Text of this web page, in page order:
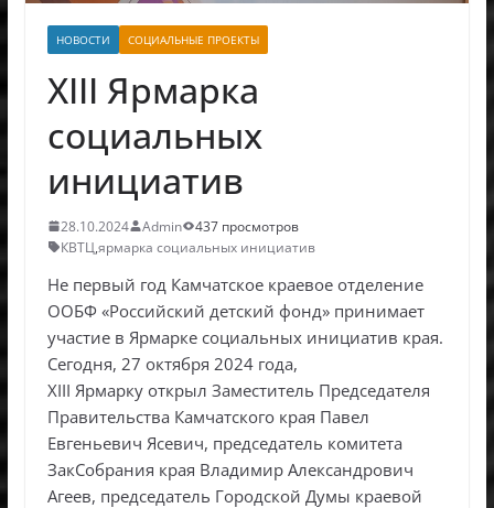
НОВОСТИ СОЦИАЛЬНЫЕ ПРОЕКТЫ
XIII Ярмарка
социальных
инициатив
28.10.2024 Admin
437 просмотров
КВТЦ,ярмарка социальных инициатив
Не первый год Камчатское краевое отделение
ООБФ «Российский детский фонд» принимает
участие в Ярмарке социальных инициатив края.
Сегодня, 27 октября 2024 года,
XIII Ярмарку открыл Заместитель Председателя
Правительства Камчатского края Павел
Евгеньевич Ясевич, председатель комитета
ЗакСобрания края Владимир Александрович
Агеев, председатель Городской Думы краевой